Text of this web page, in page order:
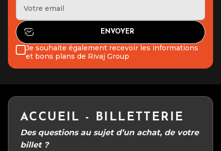
Je souhaite également recevoir les informations
et bons plans de Rivaj Group
ACCUEIL - BILLETTERIE
Des questions au sujet d’un achat, de votre
billet ?